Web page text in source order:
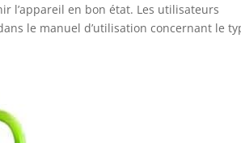
l’appareil en bon état. Les utilisateurs
le manuel d’utilisation concernant le